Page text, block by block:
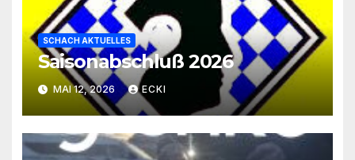
SCHACH AKTUELLES
Saisonabschluß 2026
MAI 12, 2026 ECKI